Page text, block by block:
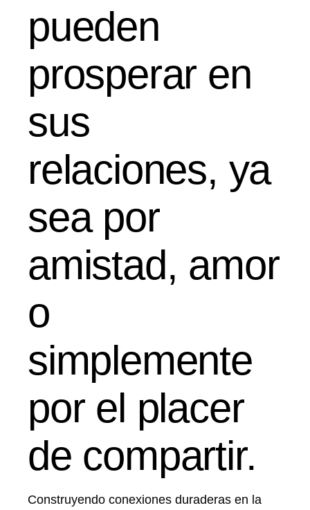
pueden
prosperar en
sus
relaciones, ya
sea por
amistad, amor
o
simplemente
por el placer
de compartir.
Construyendo conexiones duraderas en la